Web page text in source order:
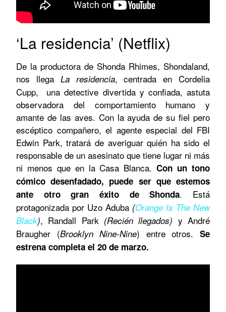
‘La residencia’ (Netflix)
De la productora de Shonda Rhimes, Shondaland,
nos llega La residencia, centrada en Cordelia
Cupp, una detective divertida y confiada, astuta
observadora del comportamiento humano y
amante de las aves. Con la ayuda de su fiel pero
escéptico compañero, el agente especial del FBI
Edwin Park, tratará de averiguar quién ha sido el
responsable de un asesinato que tiene lugar ni más
ni menos que en la Casa Blanca.Con un tono
cómico desenfadado, puede ser que estemos
ante otro gran éxito de Shonda. Está
protagonizada por Uzo Aduba (Orange Is The New
Black), Randall Park (Recién llegados) y André
Braugher (Brooklyn Nine-Nine) entre otros.Se
estrena completa el 20 de marzo.